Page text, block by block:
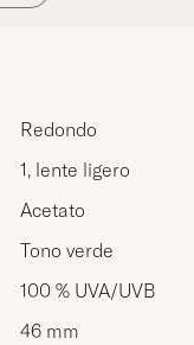
Redondo
1, lente ligero
Acetato
Tono verde
100 % UVA/UVB
46 mm